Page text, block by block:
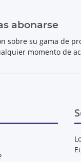
abonarse
sobre su gama de
momento de